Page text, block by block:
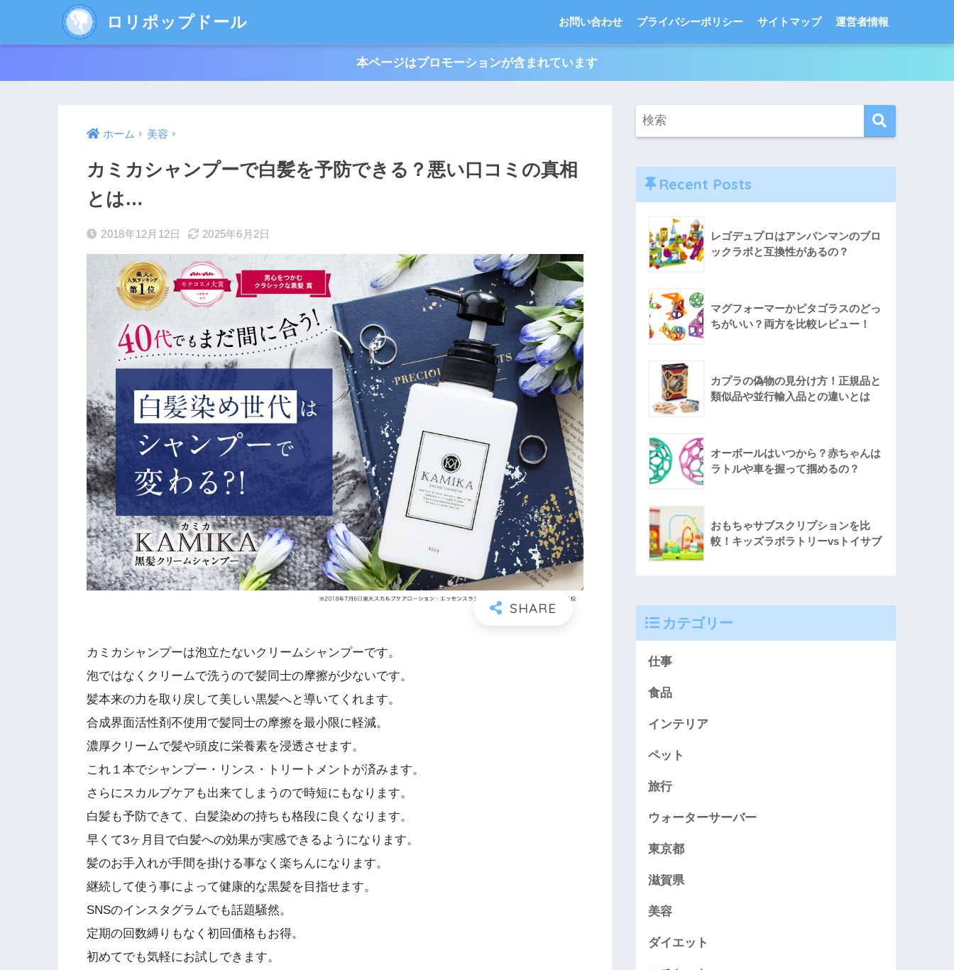
ロリポップドール お問い合わせ プライバシーポリシー サイトマップ 運営者情報
本ページはプロモーションが含まれています
ホーム 美容
カミカシャンプーで白髪を予防できる？悪い口コミの真相
とは…
2018年12月12日 2025年6月2日
カミカシャンプーは泡立たないクリームシャンプーです。
泡ではなくクリームで洗うので髪同士の摩擦が少ないです。
髪本来の力を取り戻して美しい黒髪へと導いてくれます。
合成界面活性剤不使用で髪同士の摩擦を最小限に軽減。
濃厚クリームで髪や頭皮に栄養素を浸透させます。
これ１本でシャンプー・リンス・トリートメントが済みます。
さらにスカルプケアも出来てしまうので時短にもなります。
白髪も予防できて、白髪染めの持ちも格段に良くなります。
早くて3ヶ月目で白髪への効果が実感できるようになります。
髪のお手入れが手間を掛ける事なく楽ちんになります。
継続して使う事によって健康的な黒髪を目指せます。
SNSのインスタグラムでも話題騒然。
定期の回数縛りもなく初回価格もお得。
初めてでも気軽にお試しできます。
Recent Posts
レゴデュプロはアンパンマンのブロ
ックラボと互換性があるの？
マグフォーマーかピタゴラスのどっ
ちがいい？両方を比較レビュー！
カプラの偽物の見分け方！正規品と
類似品や並行輸入品との違いとは
オーボールはいつから？赤ちゃんは
ラトルや車を握って掴めるの？
おもちゃサブスクリプションを比
較！キッズラボラトリーvsトイサブ
カテゴリー
仕事
食品
インテリア
ペット
旅行
ウォーターサーバー
東京都
滋賀県
美容
ダイエット